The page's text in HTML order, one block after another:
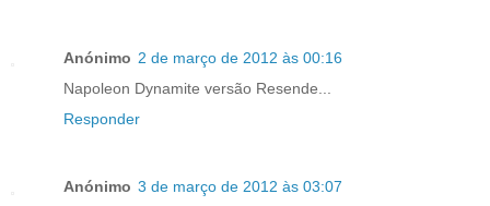
Anónimo 2 de março de 2012 às 00:16
Napoleon Dynamite versão Resende...
Responder
Anónimo 3 de março de 2012 às 03:07